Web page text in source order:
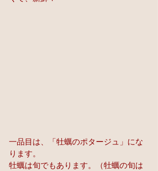
一品目は、「牡蠣のポタージュ」にな
ります。
牡蠣は旬でもあります。（牡蠣の旬は